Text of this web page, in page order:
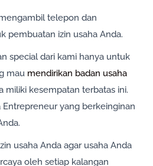
telepon dan
pembuatan izin usaha Anda.
special dari kami hanya untuk
mau mendirikan badan usaha
miliki kesempatan terbatas ini.
Entrepreneur yang berkeinginan
usaha Anda agar usaha Anda
oleh setiap kalangan